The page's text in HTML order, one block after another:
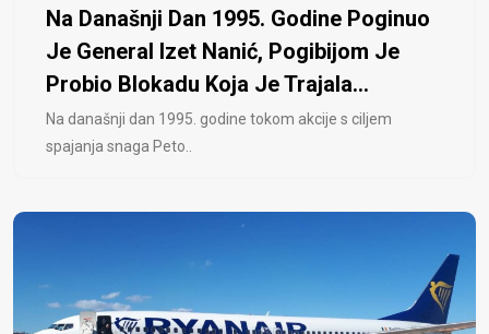
Na Današnji Dan 1995. Godine Poginuo
Je General Izet Nanić, Pogibijom Je
Probio Blokadu Koja Je Trajala...
Na današnji dan 1995. godine tokom akcije s ciljem
spajanja snaga Peto..